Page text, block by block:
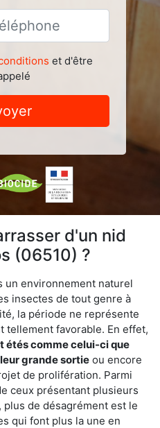
et d'être
d'un nid
(06510) ?
un environnement naturel
insectes de tout genre à
la période ne représente
tellement favorable. En effet,
étés comme celui-ci que
grande sortie ou encore
de prolifération. Parmi
ceux présentant plusieurs
de désagrément est le
qui font plus la une en